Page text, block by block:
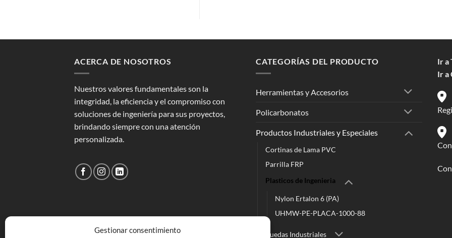
Gestionar consentimiento
ACERCA DE NOSOTROS
Nuestros valores fundamentales son la
integridad, la eficiencia y el compromiso con
soluciones de ingeniería para sus proyectos,
brindando siempre con una atención
personalizada.
CATEGORÍAS DEL PRODUCTO
Herramientas y Accesorios
Policarbonatos
Productos Industriales y Especiales
Cortinas de Lama PVC
Parrilla FRP
Plasticos de Ingenieria
Nylon Ertalon 6 (PA)
UHMW-PE-PLACA-1000-88
Ruedas Industriales
Ir a
Ir a